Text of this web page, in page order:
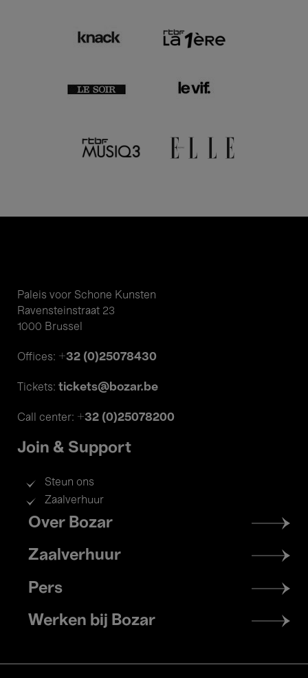
Paleis voor Schone Kunsten
Ravensteinstraat 23
1000 Brussel
Offices: +32 (0)25078430
Tickets: tickets@bozar.be
Call center: +32 (0)25078200
Join & Support
Steun ons
Zaalverhuur
Footer
menu
Over Bozar
Zaalverhuur
Pers
Werken bij Bozar